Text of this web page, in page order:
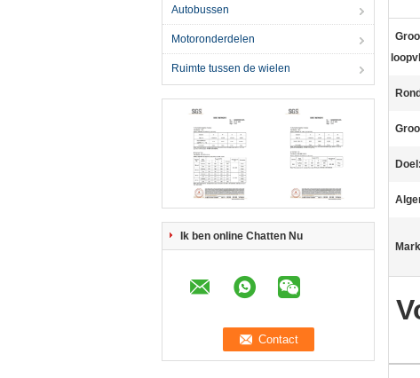
Autobussen
Motoronderdelen
Ruimte tussen de wielen
Ik ben online Chatten Nu
Doel: